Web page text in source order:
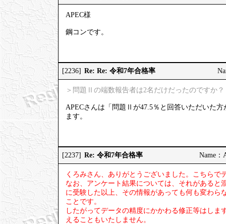
APEC様
鋼コンです。
[2236] Re: Re: 令和7年合格率
＞問題Ⅱの端数報告者は2名だけだったのですか？
APECさんは「問題Ⅱが47.5％と回答いただいた
ます。
[2237] Re: 令和7年合格率 Name：
くろみさん、ありがとうございました。こちらで
なお、アンケート結果については、それがある
に受験した以上、その情報があっても何も変わ
ことです。
したがってデータの精度にかかわる修正等はし
えることもいたしません。